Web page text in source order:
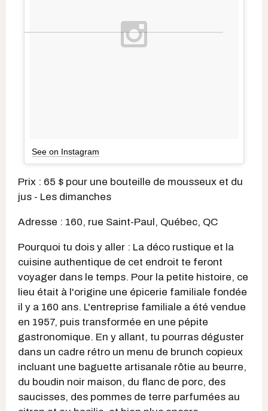
See on Instagram
Prix : 65 $ pour une bouteille de mousseux et du
jus - Les dimanches
Adresse : 160, rue Saint-Paul, Québec, QC
Pourquoi tu dois y aller : La déco rustique et la
cuisine authentique de cet endroit te feront
voyager dans le temps. Pour la petite histoire, ce
lieu était à l'origine une épicerie familiale fondée
il y a 160 ans. L'entreprise familiale a été vendue
en 1957, puis transformée en une pépite
gastronomique. En y allant, tu pourras déguster
dans un cadre rétro un menu de brunch copieux
incluant une baguette artisanale rôtie au beurre,
du boudin noir maison, du flanc de porc, des
saucisses, des pommes de terre parfumées au